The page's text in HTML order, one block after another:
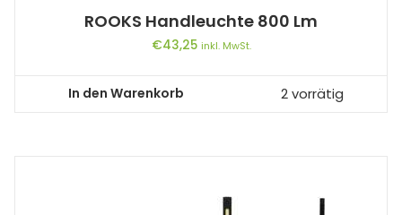
ROOKS Handleuchte 800 Lm
€43,25 inkl. MwSt.
In den Warenkorb 2 vorrätig